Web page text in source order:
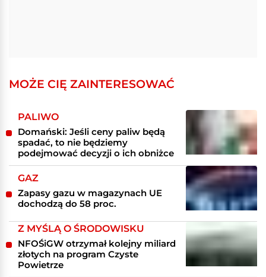
MOŻE CIĘ ZAINTERESOWAĆ
PALIWO
Domański: Jeśli ceny paliw będą
spadać, to nie będziemy
podejmować decyzji o ich obniżce
GAZ
Zapasy gazu w magazynach UE
dochodzą do 58 proc.
Z MYŚLĄ O ŚRODOWISKU
NFOŚiGW otrzymał kolejny miliard
złotych na program Czyste
Powietrze